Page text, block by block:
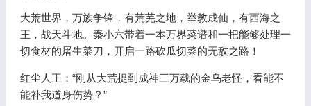
大荒世界，万族争锋，有荒芜之地，举教成仙，有西海之
王，战天斗地。秦小六带着一本万界菜谱和一把能够处理一
切食材的屠生菜刀，开启一路砍瓜切菜的无敌之路！
红尘人王：“刚从大荒捉到成神三万载的金乌老怪，看能不
能补我道身伤势？”